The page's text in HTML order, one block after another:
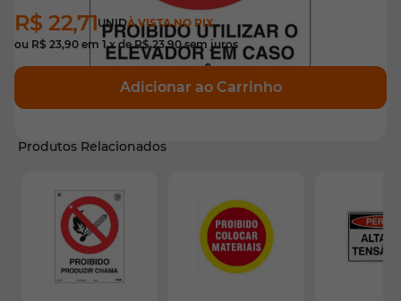
R$ 22,71UNIDÀ VISTA NO PIX
ou R$ 23,90 em 1 x de R$ 23,90sem juros
Adicionar ao Carrinho
Produtos Relacionados